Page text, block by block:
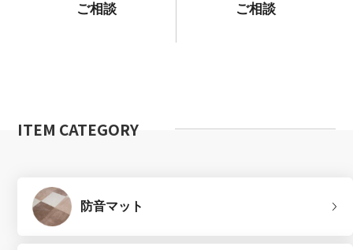
ご相談
ご相談
ITEM CATEGORY
防音マット